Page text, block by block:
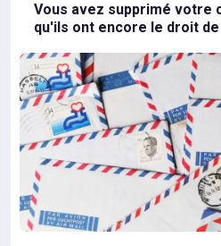
Vous avez supprimé votre
qu'ils ont encore le droit